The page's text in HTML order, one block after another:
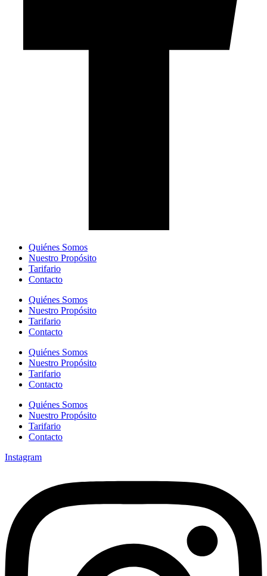
Quiénes Somos
Nuestro Propósito
Tarifario
Contacto
Quiénes Somos
Nuestro Propósito
Tarifario
Contacto
Quiénes Somos
Nuestro Propósito
Tarifario
Contacto
Quiénes Somos
Nuestro Propósito
Tarifario
Contacto
Instagram